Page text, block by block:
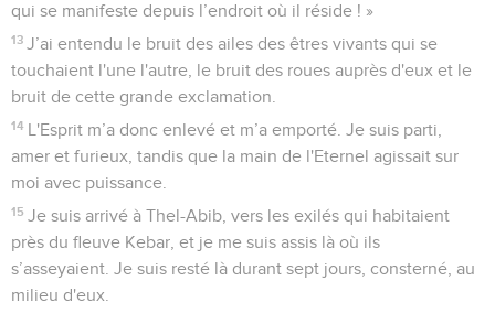
qui se manifeste depuis l’endroit où il réside ! »
13 J’ai entendu le bruit des ailes des êtres vivants qui se
touchaient l'une l'autre, le bruit des roues auprès d'eux et le
bruit de cette grande exclamation.
14 L'Esprit m’a donc enlevé et m’a emporté. Je suis parti,
amer et furieux, tandis que la main de l'Eternel agissait sur
moi avec puissance.
15 Je suis arrivé à Thel-Abib, vers les exilés qui habitaient
près du fleuve Kebar, et je me suis assis là où ils
s’asseyaient. Je suis resté là durant sept jours, consterné, au
milieu d'eux.